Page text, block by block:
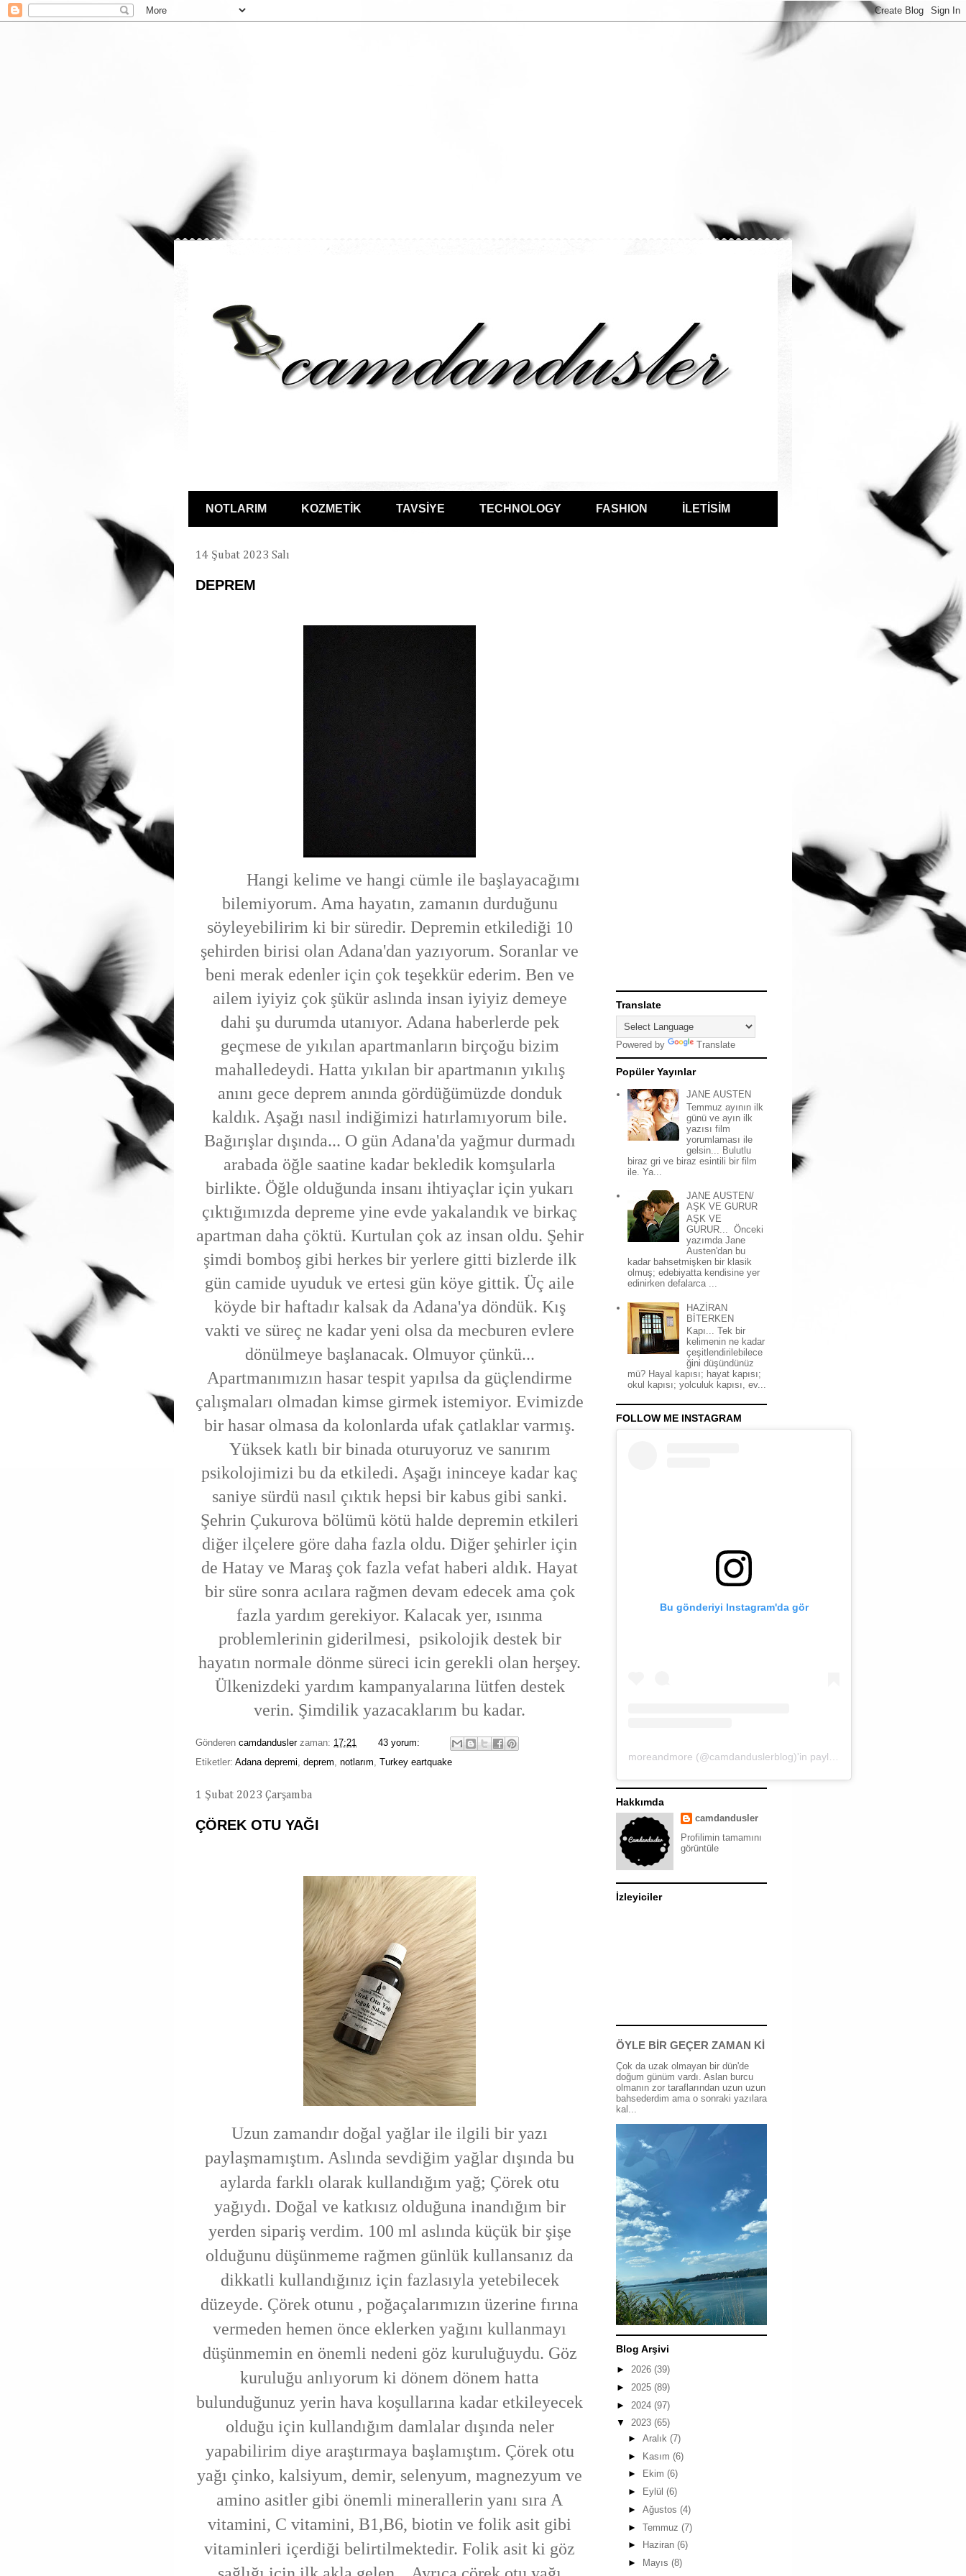
NOTLARIM KOZMETİK TAVSİYE TECHNOLOGY FASHION İLETİSİM
14 Şubat 2023 Salı
DEPREM
Hangi kelime ve hangi cümle ile başlayacağımı
bilemiyorum. Ama hayatın, zamanın durduğunu
söyleyebilirim ki bir süredir. Depremin etkilediği 10
şehirden birisi olan Adana'dan yazıyorum. Soranlar ve
beni merak edenler için çok teşekkür ederim. Ben ve
ailem iyiyiz çok şükür aslında insan iyiyiz demeye
dahi şu durumda utanıyor. Adana haberlerde pek
geçmese de yıkılan apartmanların birçoğu bizim
mahalledeydi. Hatta yıkılan bir apartmanın yıkılış
anını gece deprem anında gördüğümüzde donduk
kaldık. Aşağı nasıl indiğimizi hatırlamıyorum bile.
Bağırışlar dışında... O gün Adana'da yağmur durmadı
arabada öğle saatine kadar bekledik komşularla
birlikte. Öğle olduğunda insanı ihtiyaçlar için yukarı
çıktığımızda depreme yine evde yakalandık ve birkaç
apartman daha çöktü. Kurtulan çok az insan oldu. Şehir
şimdi bomboş gibi herkes bir yerlere gitti bizlerde ilk
gün camide uyuduk ve ertesi gün köye gittik. Üç aile
köyde bir haftadır kalsak da Adana'ya döndük. Kış
vakti ve süreç ne kadar yeni olsa da mecburen evlere
dönülmeye başlanacak. Olmuyor çünkü...
Apartmanımızın hasar tespit yapılsa da güçlendirme
çalışmaları olmadan kimse girmek istemiyor. Evimizde
bir hasar olmasa da kolonlarda ufak çatlaklar varmış.
Yüksek katlı bir binada oturuyoruz ve sanırım
psikolojimizi bu da etkiledi. Aşağı ininceye kadar kaç
saniye sürdü nasıl çıktık hepsi bir kabus gibi sanki.
Şehrin Çukurova bölümü kötü halde depremin etkileri
diğer ilçelere göre daha fazla oldu. Diğer şehirler için
de Hatay ve Maraş çok fazla vefat haberi aldık. Hayat
bir süre sonra acılara rağmen devam edecek ama çok
fazla yardım gerekiyor. Kalacak yer, ısınma
problemlerinin giderilmesi, psikolojik destek bir
hayatın normale dönme süreci icin gerekli olan herşey.
Ülkenizdeki yardım kampanyalarına lütfen destek
verin. Şimdilik yazacaklarım bu kadar.
Gönderen camdandusler zaman: 17:21
43 yorum:
Etiketler: Adana depremi deprem notlarım Turkey eartquake
1 Şubat 2023 Çarşamba
ÇÖREK OTU YAĞI
Uzun zamandır doğal yağlar ile ilgili bir yazı
paylaşmamıştım. Aslında sevdiğim yağlar dışında bu
aylarda farklı olarak kullandığım yağ; Çörek otu
yağıydı. Doğal ve katkısız olduğuna inandığım bir
yerden sipariş verdim. 100 ml aslında küçük bir şişe
olduğunu düşünmeme rağmen günlük kullansanız da
dikkatli kullandığınız için fazlasıyla yetebilecek
düzeyde. Çörek otunu , poğaçalarımızın üzerine fırına
vermeden hemen önce eklerken yağını kullanmayı
düşünmemin en önemli nedeni göz kuruluğuydu. Göz
kuruluğu anlıyorum ki dönem dönem hatta
bulunduğunuz yerin hava koşullarına kadar etkileyecek
olduğu için kullandığım damlalar dışında neler
yapabilirim diye araştırmaya başlamıştım. Çörek otu
yağı çinko, kalsiyum, demir, selenyum, magnezyum ve
amino asitler gibi önemli minerallerin yanı sıra A
vitamini, C vitamini, B1,B6, biotin ve folik asit gibi
vitaminleri içerdiği belirtilmektedir. Folik asit ki göz
Translate
Powered by Translate
Popüler Yayınlar
JANE AUSTEN
Temmuz ayının ilk
günü ve ayın ilk
yazısı film
yorumlaması ile
gelsin... Bulutlu
biraz gri ve biraz esintili bir film
ile. Ya...
JANE AUSTEN/
AŞK VE GURUR
AŞK VE
GURUR... Önceki
yazımda Jane
Austen'dan bu
kadar bahsetmişken bir klasik
olmuş; edebiyatta kendisine yer
edinirken defalarca ...
HAZİRAN
BİTERKEN
Kapı... Tek bir
kelimenin ne kadar
çeşitlendirilebilece
ğini düşündünüz
mü? Hayal kapısı; hayat kapısı;
okul kapısı; yolculuk kapısı, ev...
FOLLOW ME INSTAGRAM
Bu gönderiyi Instagram'da gör
Hakkımda
camdandusler
Profilimin tamamını
görüntüle
İzleyiciler
ÖYLE BİR GEÇER ZAMAN Kİ
Çok da uzak olmayan bir dün'de
doğum günüm vardı. Aslan burcu
olmanın zor taraflarından uzun uzun
bahsederdim ama o sonraki yazılara
kal...
Blog Arşivi
► 2026 (39)
► 2025 (89)
► 2024 (97)
▼ 2023 (65)
► Aralık (7)
► Kasım (6)
►
Ekim (6)
►
Eylül (6)
► Ağustos (4)
► Temmuz (7)
►
Haziran (6)
►
Mayıs (8)